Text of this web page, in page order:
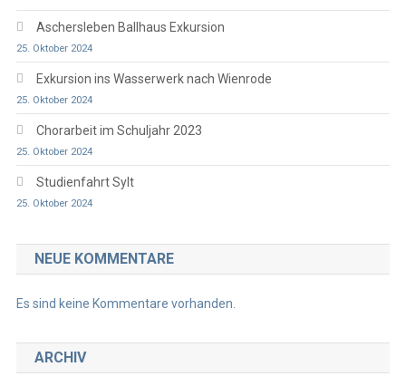
Aschersleben Ballhaus Exkursion
25. Oktober 2024
Exkursion ins Wasserwerk nach Wienrode
25. Oktober 2024
Chorarbeit im Schuljahr 2023
25. Oktober 2024
Studienfahrt Sylt
25. Oktober 2024
NEUE KOMMENTARE
Es sind keine Kommentare vorhanden.
ARCHIV